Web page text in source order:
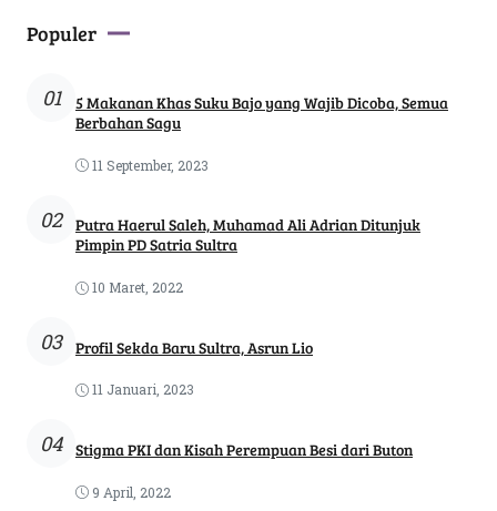
Populer
01
5 Makanan Khas Suku Bajo yang Wajib Dicoba, Semua
Berbahan Sagu
11 September, 2023
02
Putra Haerul Saleh, Muhamad Ali Adrian Ditunjuk
Pimpin PD Satria Sultra
10 Maret, 2022
03 Profil Sekda Baru Sultra, Asrun Lio
11 Januari, 2023
04 Stigma PKI dan Kisah Perempuan Besi dari Buton
9 April, 2022